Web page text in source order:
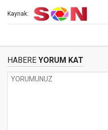
Kaynak:
HABERE YORUM KAT